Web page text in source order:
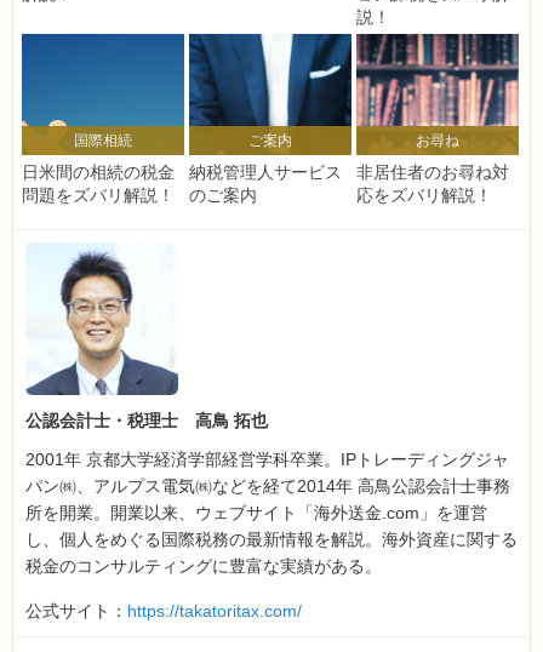
説！
国際相続
日米間の相続の税金
問題をズバリ解説！
ご案内
納税管理人サービス
のご案内
お尋ね
非居住者のお尋ね対
応をズバリ解説！
公認会計士・税理士 高鳥 拓也
2001年 京都大学経済学部経営学科卒業。IPトレーディングジャ
パン㈱、アルプス電気㈱などを経て2014年 高鳥公認会計士事務
所を開業。開業以来、ウェブサイト「海外送金.com」を運営
し、個人をめぐる国際税務の最新情報を解説。海外資産に関する
税金のコンサルティングに豊富な実績がある。
公式サイト： https://takatoritax.com/